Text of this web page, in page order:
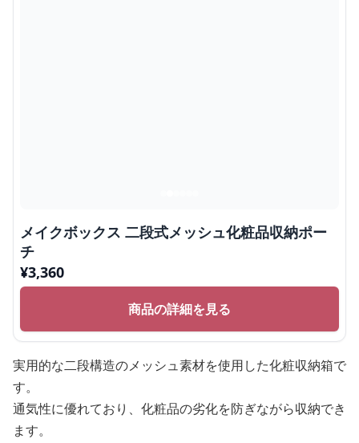
メイクボックス 二段式メッシュ化粧品収納ポー
チ
¥3,360
商品の詳細を見る
実用的な二段構造のメッシュ素材を使用した化粧収納箱で
す。
通気性に優れており、化粧品の劣化を防ぎながら収納でき
ます。